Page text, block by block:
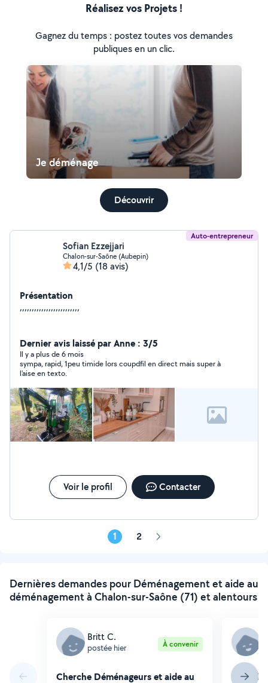
Réalisez vos Projets !
Gagnez du temps : postez toutes vos demandes
publiques en un clic.
Je déménage
Découvrir
Auto-entrepreneur
Sofian Ezzejjari
Chalon-sur-Saône (Aubepin)
4,1/5 (18 avis)
Présentation
,,,,,,,,,,,,,,,,,,,,,,,,,
Dernier avis laissé par Anne : 3/5
Il y a plus de 6 mois
sympa, rapid, 1peu timide lors coupdfil en direct mais super à
l'aise en texto.
Voir le profil Contacter
1 2 Page
Dernières demandes pour Déménagement et aide au
déménagement à Chalon-sur-Saône (71) et alentours
Britt C.
postée hier À convenir
Cherche Déménageurs et aide au